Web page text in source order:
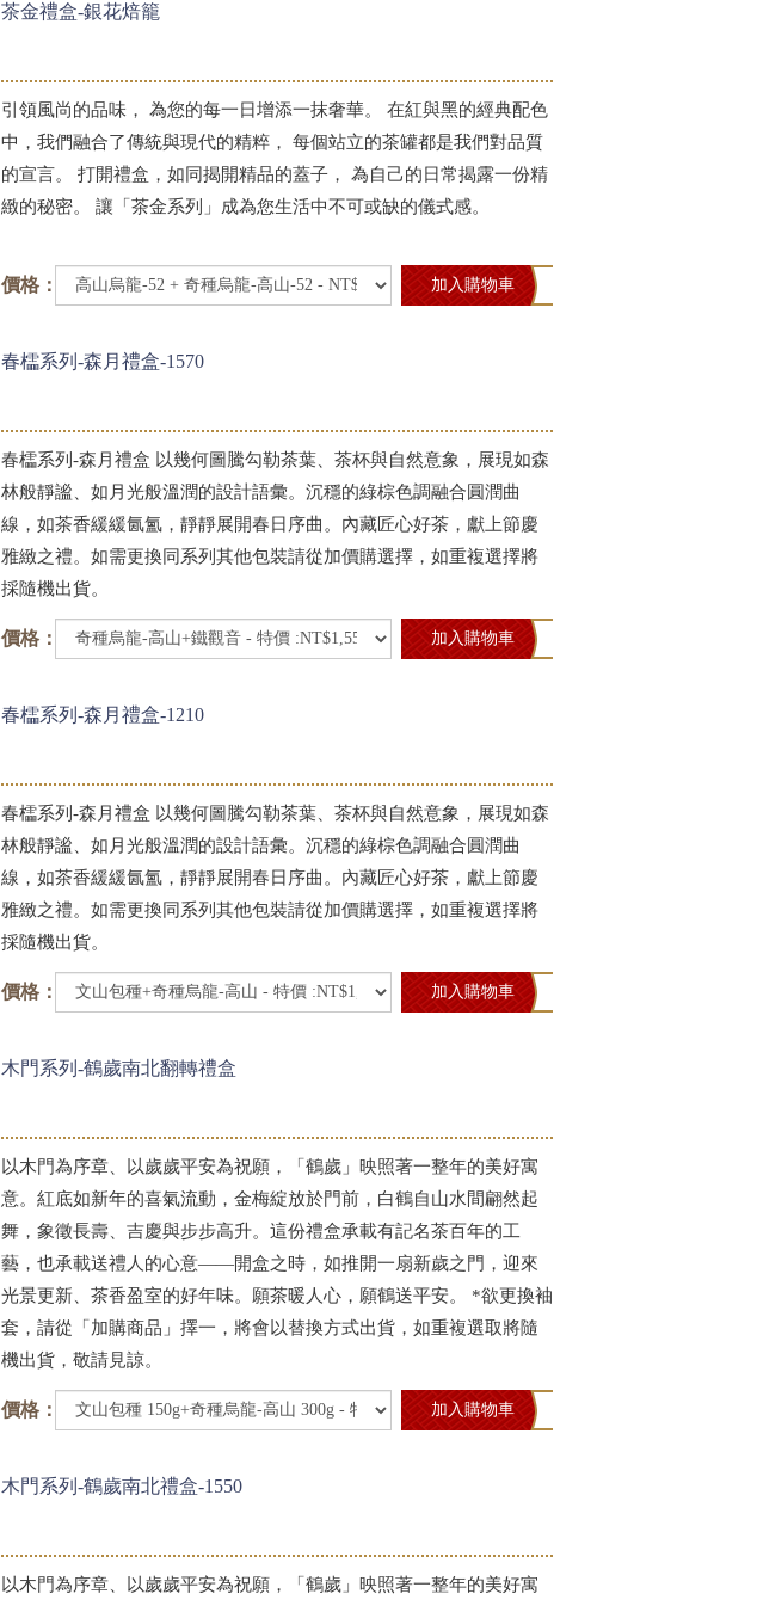
茶金禮盒-銀花焙籠
引領風尚的品味， 為您的每一日增添一抹奢華。 在紅與黑的經典配色
中，我們融合了傳統與現代的精粹， 每個站立的茶罐都是我們對品質
的宣言。 打開禮盒，如同揭開精品的蓋子， 為自己的日常揭露一份精
緻的秘密。 讓「茶金系列」成為您生活中不可或缺的儀式感。
價格： 加入購物車
春櫺系列-森月禮盒-1570
春櫺系列-森月禮盒 以幾何圖騰勾勒茶葉、茶杯與自然意象，展現如森
林般靜謐、如月光般溫潤的設計語彙。沉穩的綠棕色調融合圓潤曲
線，如茶香緩緩氤氳，靜靜展開春日序曲。內藏匠心好茶，獻上節慶
雅緻之禮。如需更換同系列其他包裝請從加價購選擇，如重複選擇將
採隨機出貨。
價格： 加入購物車
春櫺系列-森月禮盒-1210
春櫺系列-森月禮盒 以幾何圖騰勾勒茶葉、茶杯與自然意象，展現如森
林般靜謐、如月光般溫潤的設計語彙。沉穩的綠棕色調融合圓潤曲
線，如茶香緩緩氤氳，靜靜展開春日序曲。內藏匠心好茶，獻上節慶
雅緻之禮。如需更換同系列其他包裝請從加價購選擇，如重複選擇將
採隨機出貨。
價格： 加入購物車
木門系列-鶴歲南北翻轉禮盒
以木門為序章、以歲歲平安為祝願，「鶴歲」映照著一整年的美好寓
意。紅底如新年的喜氣流動，金梅綻放於門前，白鶴自山水間翩然起
舞，象徵長壽、吉慶與步步高升。這份禮盒承載有記名茶百年的工
藝，也承載送禮人的心意——開盒之時，如推開一扇新歲之門，迎來
光景更新、茶香盈室的好年味。願茶暖人心，願鶴送平安。 *欲更換袖
套，請從「加購商品」擇一，將會以替換方式出貨，如重複選取將隨
機出貨，敬請見諒。
價格： 加入購物車
木門系列-鶴歲南北禮盒-1550
以木門為序章、以歲歲平安為祝願，「鶴歲」映照著一整年的美好寓